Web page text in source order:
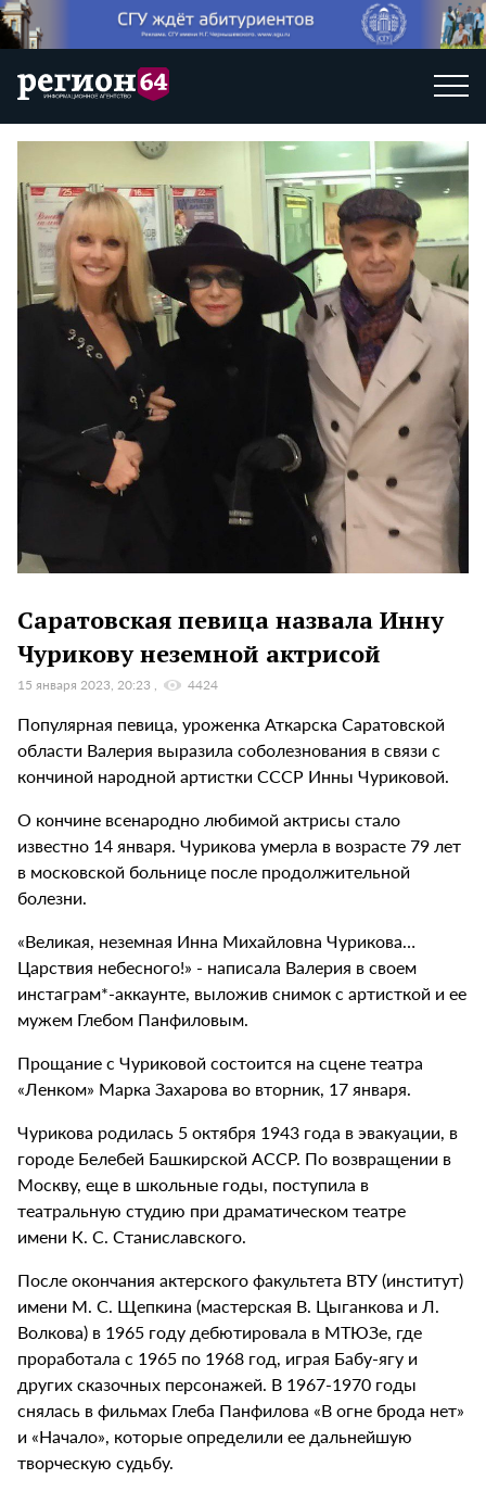
Саратовская певица назвала Инну
Чурикову неземной актрисой
15 января 2023, 20:23 4424
Популярная певица, уроженка Аткарска Саратовской
области Валерия выразила соболезнования в связи с
кончиной народной артистки СССР Инны Чуриковой.
О кончине всенародно любимой актрисы стало
известно 14 января. Чурикова умерла в возрасте 79 лет
в московской больнице после продолжительной
болезни.
«Великая, неземная Инна Михайловна Чурикова…
Царствия небесного!» - написала Валерия в своем
инстаграм*-аккаунте, выложив снимок с артисткой и ее
мужем Глебом Панфиловым.
Прощание с Чуриковой состоится на сцене театра
«Ленком» Марка Захарова во вторник, 17 января.
Чурикова родилась 5 октября 1943 года в эвакуации, в
городе Белебей Башкирской АССР. По возвращении в
Москву, еще в школьные годы, поступила в
театральную студию при драматическом театре
имени К. С. Станиславского.
После окончания актерского факультета ВТУ (институт)
имени М. С. Щепкина (мастерская В. Цыганкова и Л.
Волкова) в 1965 году дебютировала в МТЮЗе, где
проработала с 1965 по 1968 год, играя Бабу-ягу и
других сказочных персонажей. В 1967-1970 годы
снялась в фильмах Глеба Панфилова «В огне брода нет»
и «Начало», которые определили ее дальнейшую
творческую судьбу.